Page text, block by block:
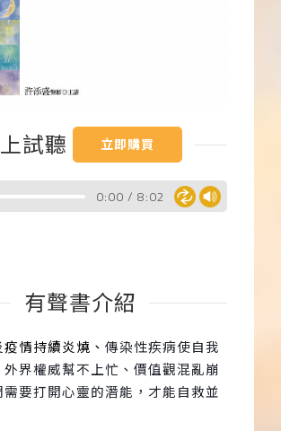
試聽 立即購買
0:00 / 8:02
有聲書介紹
情持續炎燒、 傳染性疾病使自我
界權威幫不上忙、價值觀混亂崩
要打開心靈的潛能，才能自救並